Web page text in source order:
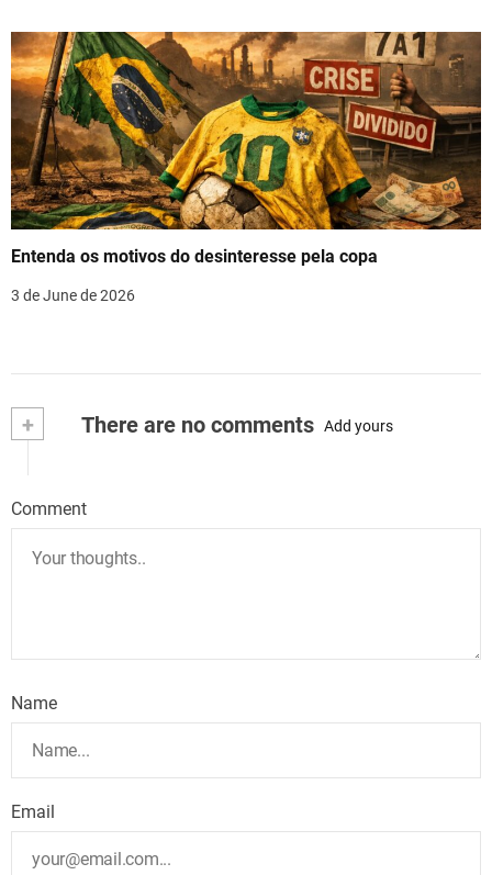
Entenda os motivos do desinteresse pela copa
3 de June de 2026
+ There are no comments Add yours
Comment
Name
Email